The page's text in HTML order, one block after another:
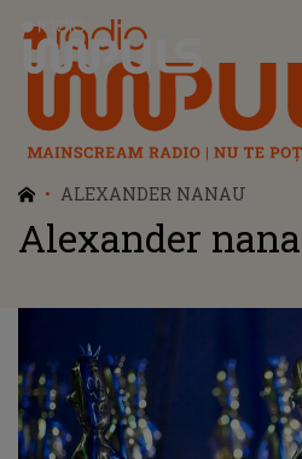
Radio Impuls
ALEXANDER NANAU
Alexander